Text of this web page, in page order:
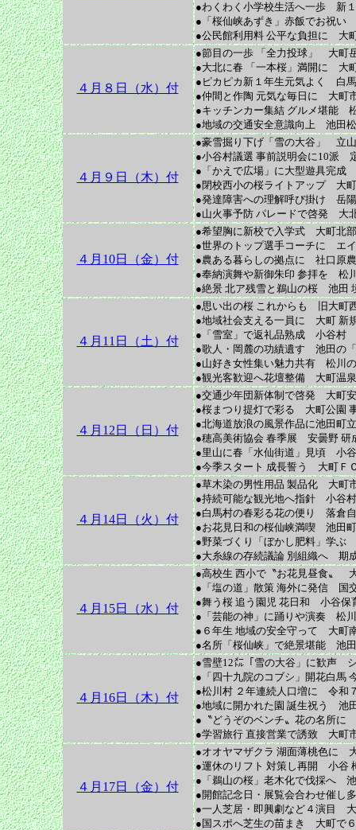
●わくわく小学校生活へ一歩 新
●「桜仙峡あずき」赤飯でお祝い
●公民館利用料 公平な負担に 大
４月８日（水）付
●節目の一歩 「全力投球」 大町
●大北に春 「一本桜」満開に 大
●ピカピカ新１年生元気よく 白
●仲間と作陶 元気な毎日に 大町
●キッチンカー集結 グルメ堪能
●地域の交通安全意識向上 池田
４月９日（木）付
●豪雪掘り下げ「雪の大谷」 立
●小谷村議選 事前説明会に10派
●「かえで広場」に大型遊具完成
●閉校西小の桜ライトアップ 大
●発達障害への理解呼び掛け 岳
●山火事予防 パレードで啓発 大
４月10日（金）付
●希望胸に新校で入学式 大町北
●世界のトップ選手コーチに エ
●農ある暮らしの拠点に 社口原
●奉納演舞や新御朱印 参拝を 松
●絶景 北ア残雪と鵜山の桜 池田
４月11日（土）付
●思い出の桜 これからも 旧大町
●地域社会支える一員に 大町 新
●「雪室」で返礼品熟成 小谷村
●歌人・岡麓の功績遺す 池田の
●山好き女性集い魅力共有 松川
●観光客歓迎へ花壇整備 大町温
４月12日（日）付
●交通少年団新体制で啓発 大町
●桜まつり提灯で彩る 大町公園
●北海道放浪の風景作品に池田町
●穂高美術協会 春季展 安曇野 研
●里山に春「水仙街道」見頃 小
●今季スタート 成長誓う 大町Ｆ
４月14日（火）付
●草木染の男性用品 製品化 大町
●持続可能な観光地へ指針 小谷
●白馬村の春彩る花の便り 落倉
●お花見日和の桜仙峡満喫 池田
●野菜づくり「ぼかし肥料」学ぶ
●大糸線の存続議論 別組織へ 期
４月15日（水）付
●高校生 西小で〝お花見昼食〟
●「塩の道」散策 海外に発信 国
●舞う桜 追う園児 花日和 小谷保
●「芸能の神」に踊りや演奏 松
●６年生 地域の安全守って 大町
●名所「桜仙峡」で絶景堪能 池
４月16日（木）付
●雪壁12㍍「雪の大谷」に歓声
●「四十九院のコブシ」開花白馬
●松川村 ２年連続人口増に 令和
●地域に開かれた園 誕生祝う 池
●〝どうぞのベンチ〟花の名所
●学習旅行 直接営業で誘致 大町
４月17日（金）付
●オオヤマザクラ 湖面薄桃色に
●運休のリフト 対策し再開 小谷
●「鵜山の桜」老木化で伐採へ
●開館記念日・展覧会合わせ催し
●一人芝居・即興劇など４演目
●国スポへ芝生の苗まき 大町で